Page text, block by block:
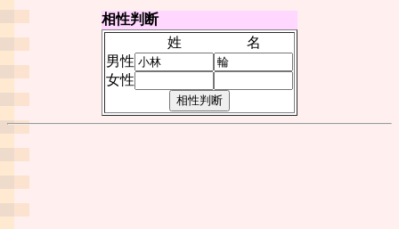
相性判断
姓
名
男性
女性